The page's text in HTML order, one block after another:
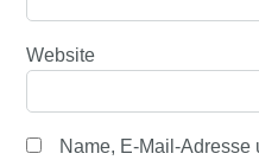
Website
Name, E-Mail-